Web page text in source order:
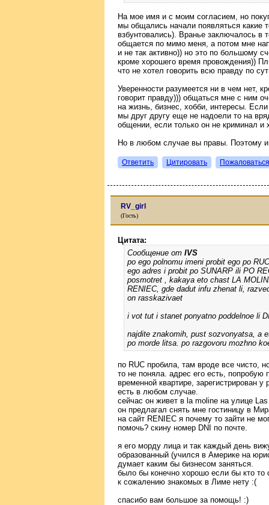
На мое имя и с моим согласием, но
мы общались начали появляться какие
взбунтовались). Вранье заключалось в
общается по мимо меня, а потом мне
и не так активно)) но это по большому
кроме хорошего время провождения))
что не хотел говорить всю правду по
Уверенности разумеется ни в чем нет,
говорит правду))) общаться мне с ним
на жизнь, бизнес, хобби, интересы.
мы друг другу еще не надоели то на
общении, если только он не криминал
Но в любом случае вы правы. Поэтому
Ответить Цитировать Пожаловаться
RV_girl
(Гость)
Цитата:
Сообщение от IVS
po ego polnomu imeni probit ego po
ego adres i probit po SUNARP ili PO
posmotret , kakaya eto chast LA
RENIEC, gde dadut infu zhenat li,
on rasskazivaet
i vot tut i stanet ponyatno poddelnoe li
najdite znakomih, pust sozvonyatsa, a
po morde litsa. po razgovoru mozhno
по RUC пробила, там вроде все чисто,
то не поняла. адрес его есть, попробую
временной квартире, зарегистрирован
есть в любом случае.
сейчас он живет в la moline на улице
он предлагал снять мне гостиницу в
на сайт RENIEC я почему то зайти не
помочь? скину номер DNI по почте.
я его морду лица и так каждый день
образованный (учился в Америке на
думает каким бы бизнесом заняться.
было бы конечно хорошо если бы кто
к сожалению знакомых в Лиме нету :(
спасибо вам большое за помощь! :)